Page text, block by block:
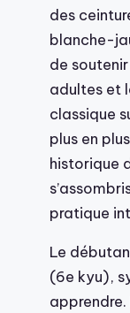
des
blanche-
de
adultes et
classique
plus en
historique
pratique
Le
(6e kyu),